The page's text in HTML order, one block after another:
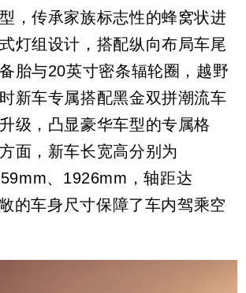
，传承家族标志性的蜂窝状进
灯组设计，搭配纵向布局车尾
胎与20英寸密条辐轮圈，越野
新车专属搭配黑金双拼潮流车
级，凸显豪华车型的专属格
面，新车长宽高分别为
、1926mm，轴距达
的车身尺寸保障了车内驾乘空